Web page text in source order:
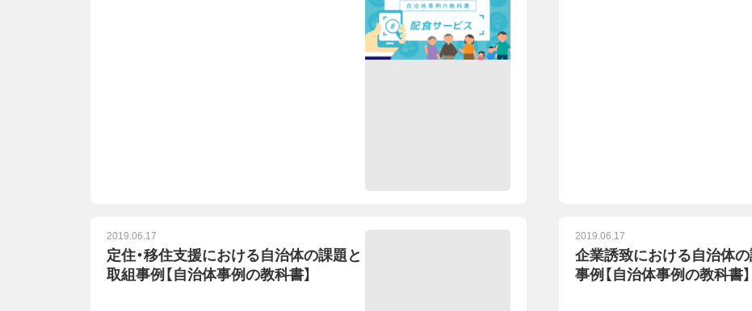
2019.06.17
定住・移住支援における自治体の課題と
取組事例【自治体事例の教科書】
2019.06.17
企業誘致における自治体
事例【自治体事例の教科書】